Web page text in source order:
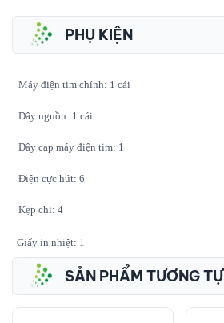
PHỤ KIỆN
Máy điện tim chính: 1 cái
Dây nguồn: 1 cái
Dây cap máy điện tim: 1
Điện cực hút: 6
Kẹp chi: 4
Giấy in nhiệt: 1
SẢN PHẨM TƯƠNG TỰ